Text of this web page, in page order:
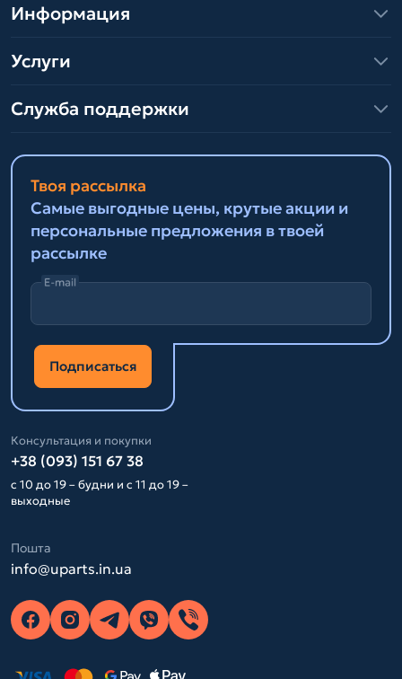
Информация
Услуги
Служба поддержки
Твоя рассылка
Самые выгодные цены, крутые акции и
персональные предложения в твоей
рассылке
E-mail
Подписаться
Консультация и покупки
+38 (093) 151 67 38
с 10 до 19 – будни и с 11 до 19 –
выходные
Пошта
info@uparts.in.ua